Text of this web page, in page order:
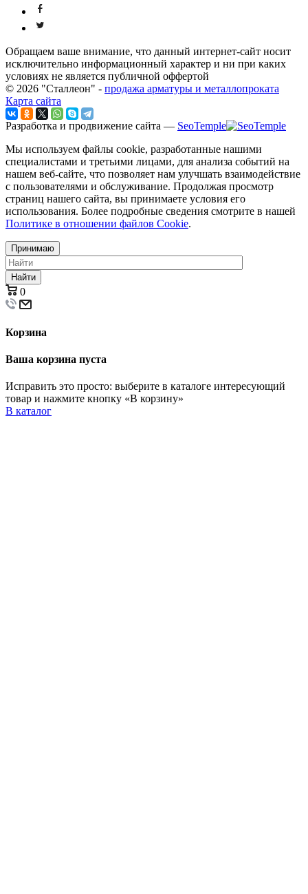
Обращаем ваше внимание, что данный интернет-сайт носит
исключительно информационный характер и ни при каких
условиях не является публичной оффертой
© 2026 "Сталлеон" - продажа арматуры и металлопроката
Карта сайта
Разработка и продвижение сайта — SeoTemple
Мы используем файлы cookie, разработанные нашими
специалистами и третьими лицами, для анализа событий на
нашем веб-сайте, что позволяет нам улучшать взаимодействие
с пользователями и обслуживание. Продолжая просмотр
страниц нашего сайта, вы принимаете условия его
использования. Более подробные сведения смотрите в нашей
Политике в отношении файлов Cookie.
Принимаю
Найти
0
Корзина
Ваша корзина пуста
Исправить это просто: выберите в каталоге интересующий
товар и нажмите кнопку «В корзину»
В каталог